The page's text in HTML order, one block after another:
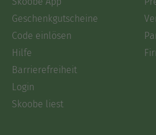
Geschenkgutscheine
Code einlösen
Hilfe
Barrierefreiheit
Login
Skoobe liest